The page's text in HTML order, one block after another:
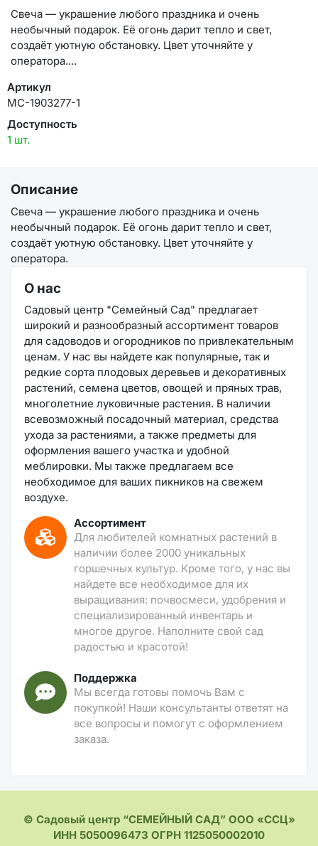
Свеча — украшение любого праздника и очень
необычный подарок. Её огонь дарит тепло и свет,
создаёт уютную обстановку. Цвет уточняйте у
оператора....
Артикул
MC-1903277-1
Доступность
1 шт.
Описание
Свеча — украшение любого праздника и очень
необычный подарок. Её огонь дарит тепло и свет,
создаёт уютную обстановку. Цвет уточняйте у
оператора.
О нас
Садовый центр "Семейный Сад" предлагает
широкий и разнообразный ассортимент товаров
для садоводов и огородников по привлекательным
ценам. У нас вы найдете как популярные, так и
редкие сорта плодовых деревьев и декоративных
растений, семена цветов, овощей и пряных трав,
многолетние луковичные растения. В наличии
всевозможный посадочный материал, средства
ухода за растениями, а также предметы для
оформления вашего участка и удобной
меблировки. Мы также предлагаем все
необходимое для ваших пикников на свежем
воздухе.
Ассортимент
Для любителей комнатных растений в
наличии более 2000 уникальных
горшечных культур. Кроме того, у нас вы
найдете все необходимое для их
выращивания: почвосмеси, удобрения и
специализированный инвентарь и
многое другое. Наполните свой сад
радостью и красотой!
Поддержка
Мы всегда готовы помочь Вам с
покупкой! Наши консультанты ответят на
все вопросы и помогут с оформлением
заказа.
© Садовый центр “СЕМЕЙНЫЙ САД” ООО «ССЦ»
ИНН 5050096473 ОГРН 1125050002010